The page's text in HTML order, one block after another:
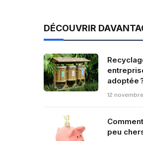
DÉCOUVRIR
adoptée
12
peu